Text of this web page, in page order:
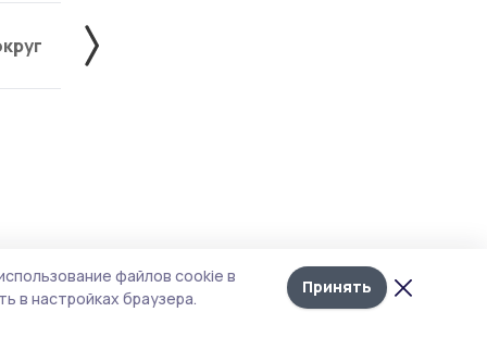
Лента
новостей
Жердевский округ
файлов cookie в
в настройках браузера.
Принять